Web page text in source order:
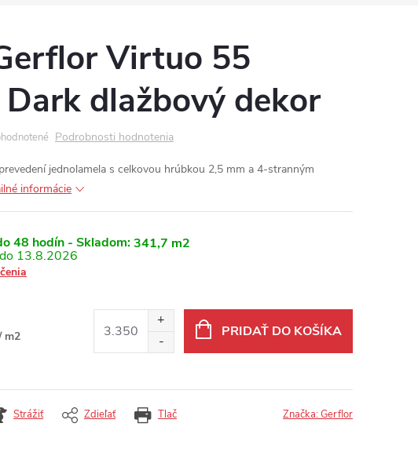
Virtuo 55
dlažbový dekor
Podrobnosti hodnotenia
jednolamela s celkovou hrúbkou 2,5 mm a 4-stranným
informácie
48 hodín - Skladom:341,7 m2
13.8.2026
m2
PRIDAŤ DO KOŠÍKA
Tlač
Strážiť Zdieľať Značka:Gerflor